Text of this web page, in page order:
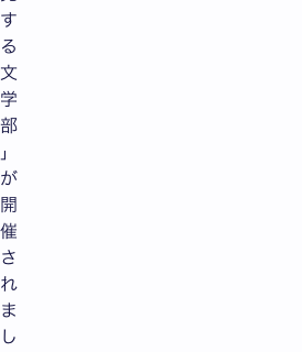
す
る
文
学
部
」
が
開
催
さ
れ
ま
し